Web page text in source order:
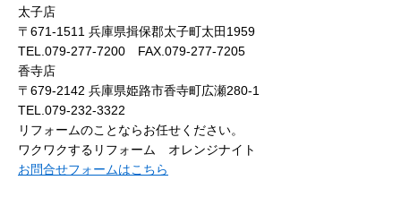
太子店
〒671-1511 兵庫県揖保郡太子町太田1959
TEL.079-277-7200 FAX.079-277-7205
香寺店
〒679-2142 兵庫県姫路市香寺町広瀬280-1
TEL.079-232-3322
リフォームのことならお任せください。
ワクワクするリフォーム オレンジナイト
お問合せフォームはこちら